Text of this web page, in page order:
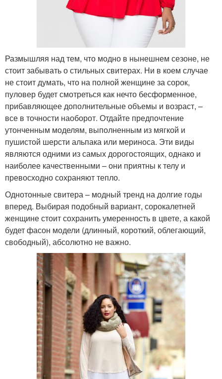
Размышляя над тем, что модно в нынешнем сезоне, не
стоит забывать о стильных свитерах. Ни в коем случае
не стоит думать, что на полной женщине за сорок,
пуловер будет смотреться как нечто бесформенное,
прибавляющее дополнительные объемы и возраст, –
все в точности наоборот. Отдайте предпочтение
утонченным моделям, выполненным из мягкой и
пушистой шерсти альпака или мериноса. Эти виды
являются одними из самых дорогостоящих, однако и
наиболее качественными – они приятны к телу и
превосходно сохраняют тепло.
Однотонные свитера – модный тренд на долгие годы
вперед. Выбирая подобный вариант, сорокалетней
женщине стоит сохранить умеренность в цвете, а какой
будет фасон модели (длинный, короткий, облегающий,
свободный), абсолютно не важно.